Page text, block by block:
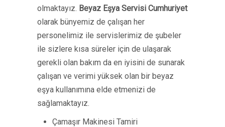
olmaktayız. Beyaz Eşya Servisi Cumhuriyet
olarak bünyemiz de çalışan her
personelimiz ile servislerimiz de şubeler
ile sizlere kısa süreler için de ulaşarak
gerekli olan bakım da en iyisini de sunarak
çalışan ve verimi yüksek olan bir beyaz
eşya kullanımına elde etmenizi de
sağlamaktayız.
Çamaşır Makinesi Tamiri